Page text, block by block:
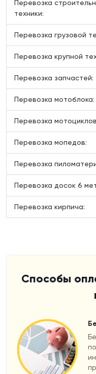
Перевозка
техники:
Перевозка грузовой
Перевозка крупной
Перевозка запчастей:
Перевозка мотоблока:
Перевозка
Перевозка мопедов:
Перевозка
Перевозка досок 6
Перевозка кирпича:
Способы